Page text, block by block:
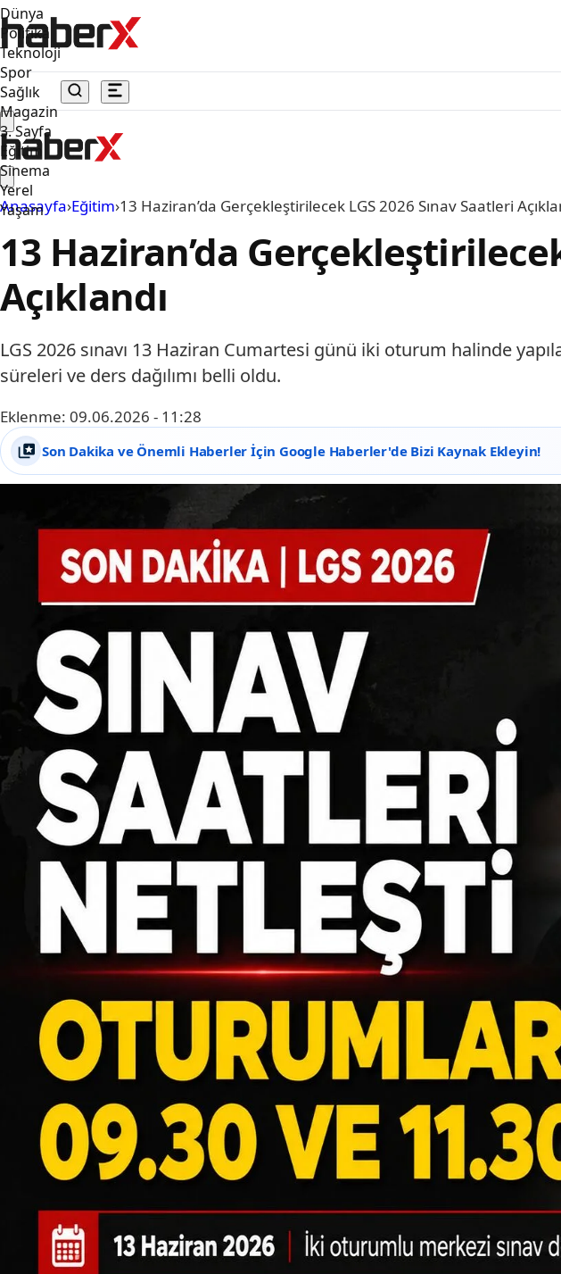
Dünya
Politika
Teknoloji
Spor
Sağlık
Magazin
3. Sayfa
Eğitim
Sinema
Yerel
Yaşam
Anasayfa›Eğitim›13 Haziran’da Gerçekleştirilecek LGS 2026 Sınav Saatleri
13 Haziran’da
Açıklandı
LGS 2026 sınavı 13 Haziran Cumartesi günü iki oturum halinde
süreleri ve ders dağılımı belli oldu.
Eklenme: 09.06.2026 - 11:28
Son Dakika ve Önemli Haberler İçin Google Haberler'de Bizi Kaynak Ekleyin!